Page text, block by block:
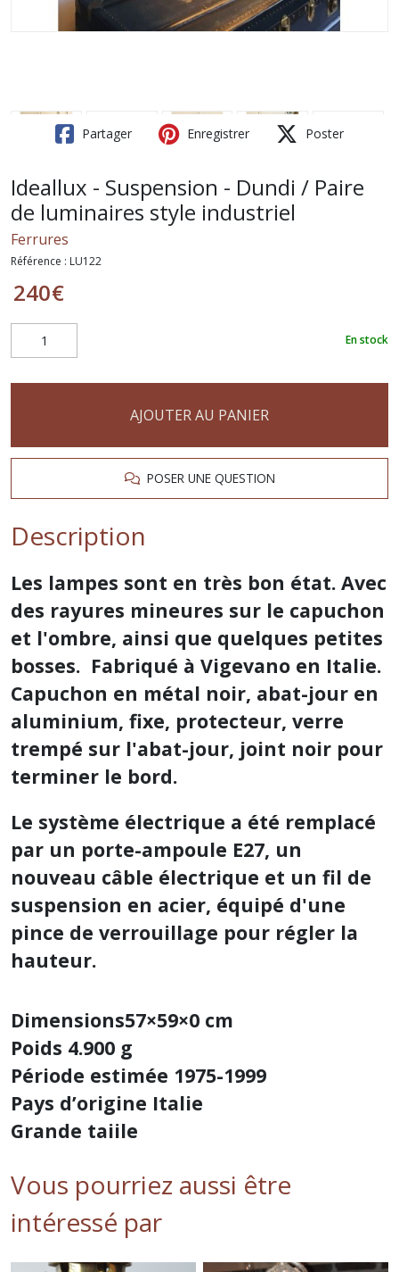
Partager Enregistrer Poster
Ideallux - Suspension - Dundi / Paire
de luminaires style industriel
Ferrures
Référence : LU122
240€
En stock
AJOUTER AU PANIER
POSER UNE QUESTION
Description
Les lampes sont en très bon état. Avec
des rayures mineures sur le capuchon
et l'ombre, ainsi que quelques petites
bosses. Fabriqué à Vigevano en Italie.
Capuchon en métal noir, abat-jour en
aluminium, fixe, protecteur, verre
trempé sur l'abat-jour, joint noir pour
terminer le bord.
Le système électrique a été remplacé
par un porte-ampoule E27, un
nouveau câble électrique et un fil de
suspension en acier, équipé d'une
pince de verrouillage pour régler la
hauteur.
Dimensions57×59×0 cm
Poids 4.900 g
Période estimée 1975-1999
Pays d’origine Italie
Grande taiile
Vous pourriez aussi être
intéressé par